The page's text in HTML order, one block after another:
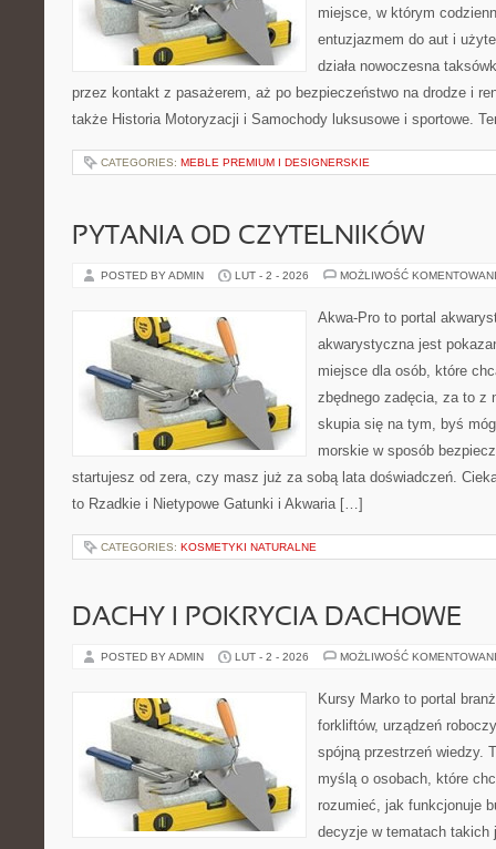
miejsce, w którym
entuzjazmem do aut i
działa nowoczesna
przez kontakt z pasażerem, aż po bezpieczeństwo na drodze i
także Historia Motoryzacji i Samochody luksusowe i sportowe.
CATEGORIES: MEBLE PREMIUM I DESIGNERSKIE
PYTANIA OD CZYTELNIKÓW
POSTED BY ADMIN LUT - 2 - 2026 MOŻLIWOŚĆ
Akwa-Pro to portal
akwarystyczna jest
miejsce dla osób, które
zbędnego zadęcia, za to z
skupia się na tym, byś
morskie w sposób
startujesz od zera, czy masz już za sobą lata doświadczeń.
to Rzadkie i Nietypowe Gatunki i Akwaria […]
CATEGORIES: KOSMETYKI NATURALNE
DACHY I POKRYCIA DACHOWE
POSTED BY ADMIN LUT - 2 - 2026 MOŻLIWOŚĆ
Kursy Marko to portal
forkliftów, urządzeń
spójną przestrzeń wiedzy.
myślą o osobach, które
rozumieć, jak funkcjonuje
decyzje w tematach takich